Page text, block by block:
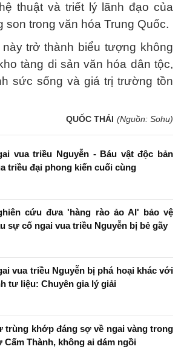
thuật và triết lý lãnh đạo của
son trong văn hóa Trung Quốc.
trở thành biểu tượng không
tàng di sản văn hóa dân tộc,
sức sống và giá trị trường tồn
QUỐC THÁI (Nguồn: Sohu)
vua triều Nguyễn - Báu vật độc bản
triều đại phong kiến cuối cùng
cứu đưa 'hàng rào ảo AI' bảo vệ
sự cố ngai vua triều Nguyễn bị bẻ gãy
vua triều Nguyễn bị phá hoại khác với
tư liệu: Chuyên gia lý giải
trùng khớp đáng sợ về ngai vàng trong
Cấm Thành, không ai dám ngồi